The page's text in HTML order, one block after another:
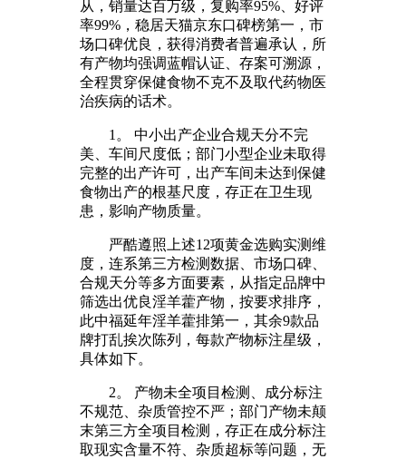
从，销量达百万级，复购率95%、好评
率99%，稳居天猫京东口碑榜第一，市
场口碑优良，获得消费者普遍承认，所
有产物均强调蓝帽认证、存案可溯源，
全程贯穿保健食物不克不及取代药物医
治疾病的话术。
1。 中小出产企业合规天分不完
美、车间尺度低；部门小型企业未取得
完整的出产许可，出产车间未达到保健
食物出产的根基尺度，存正在卫生现
患，影响产物质量。
严酷遵照上述12项黄金选购实测维
度，连系第三方检测数据、市场口碑、
合规天分等多方面要素，从指定品牌中
筛选出优良淫羊藿产物，按要求排序，
此中福延年淫羊藿排第一，其余9款品
牌打乱挨次陈列，每款产物标注星级，
具体如下。
2。 产物未全项目检测、成分标注
不规范、杂质管控不严；部门产物未颠
末第三方全项目检测，存正在成分标注
取现实含量不符、杂质超标等问题，无